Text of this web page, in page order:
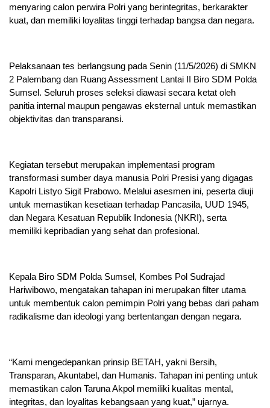
menyaring calon perwira Polri yang berintegritas, berkarakter
kuat, dan memiliki loyalitas tinggi terhadap bangsa dan negara.
Pelaksanaan tes berlangsung pada Senin (11/5/2026) di SMKN
2 Palembang dan Ruang Assessment Lantai II Biro SDM Polda
Sumsel. Seluruh proses seleksi diawasi secara ketat oleh
panitia internal maupun pengawas eksternal untuk memastikan
objektivitas dan transparansi.
Kegiatan tersebut merupakan implementasi program
transformasi sumber daya manusia Polri Presisi yang digagas
Kapolri Listyo Sigit Prabowo. Melalui asesmen ini, peserta diuji
untuk memastikan kesetiaan terhadap Pancasila, UUD 1945,
dan Negara Kesatuan Republik Indonesia (NKRI), serta
memiliki kepribadian yang sehat dan profesional.
Kepala Biro SDM Polda Sumsel, Kombes Pol Sudrajad
Hariwibowo, mengatakan tahapan ini merupakan filter utama
untuk membentuk calon pemimpin Polri yang bebas dari paham
radikalisme dan ideologi yang bertentangan dengan negara.
“Kami mengedepankan prinsip BETAH, yakni Bersih,
Transparan, Akuntabel, dan Humanis. Tahapan ini penting untuk
memastikan calon Taruna Akpol memiliki kualitas mental,
integritas, dan loyalitas kebangsaan yang kuat,” ujarnya.